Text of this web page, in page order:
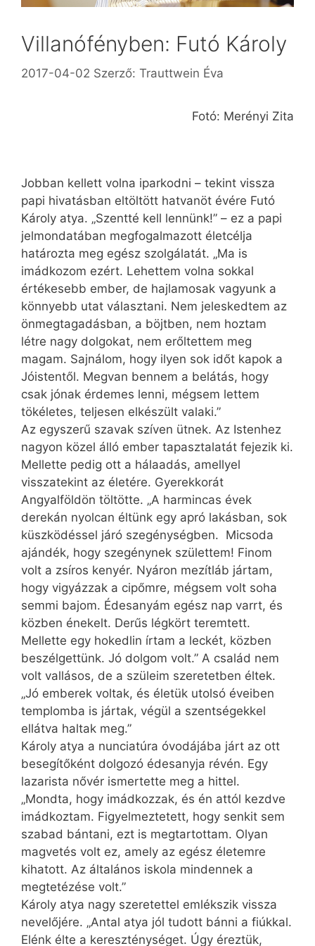
Villanófényben: Futó Károly
2017-04-02 Szerző: Trauttwein Éva
Fotó: Merényi Zita
Jobban kellett volna iparkodni – tekint vissza
papi hivatásban eltöltött hatvanöt évére Futó
Károly atya. „Szentté kell lennünk!” – ez a papi
jelmondatában megfogalmazott életcélja
határozta meg egész szolgálatát. „Ma is
imádkozom ezért. Lehettem volna sokkal
értékesebb ember, de hajlamosak vagyunk a
könnyebb utat választani. Nem jeleskedtem az
önmegtagadásban, a böjtben, nem hoztam
létre nagy dolgokat, nem erőltettem meg
magam. Sajnálom, hogy ilyen sok időt kapok a
Jóistentől. Megvan bennem a belátás, hogy
csak jónak érdemes lenni, mégsem lettem
tökéletes, teljesen elkészült valaki.”
Az egyszerű szavak szíven ütnek. Az Istenhez
nagyon közel álló ember tapasztalatát fejezik ki.
Mellette pedig ott a hálaadás, amellyel
visszatekint az életére. Gyerekkorát
Angyalföldön töltötte. „A harmincas évek
derekán nyolcan éltünk egy apró lakásban, sok
küszködéssel járó szegénységben. Micsoda
ajándék, hogy szegénynek születtem! Finom
volt a zsíros kenyér. Nyáron mezítláb jártam,
hogy vigyázzak a cipőmre, mégsem volt soha
semmi bajom. Édesanyám egész nap varrt, és
közben énekelt. Derűs légkört teremtett.
Mellette egy hokedlin írtam a leckét, közben
beszélgettünk. Jó dolgom volt.” A család nem
volt vallásos, de a szüleim szeretetben éltek.
„Jó emberek voltak, és életük utolsó éveiben
templomba is jártak, végül a szentségekkel
ellátva haltak meg.”
Károly atya a nunciatúra óvodájába járt az ott
besegítőként dolgozó édesanyja révén. Egy
lazarista nővér ismertette meg a hittel.
„Mondta, hogy imádkozzak, és én attól kezdve
imádkoztam. Figyelmeztetett, hogy senkit sem
szabad bántani, ezt is megtartottam. Olyan
magvetés volt ez, amely az egész életemre
kihatott. Az általános iskola mind­ennek a
megtetézése volt.”
Károly atya nagy szeretettel emlékszik vissza
nevelőjére. „Antal atya jól tudott bánni a fiúkkal.
Elénk élte a kereszténységet. Úgy éreztük,